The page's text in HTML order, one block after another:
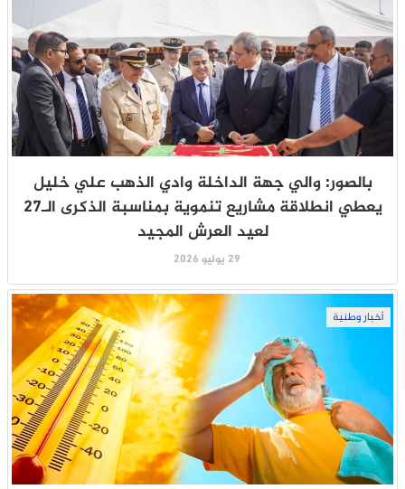
بالصور: والي جهة الداخلة وادي الذهب علي خليل
يعطي انطلاقة مشاريع تنموية بمناسبة الذكرى الـ27
لعيد العرش المجيد
29 يوليو 2026
أخبار وطنية